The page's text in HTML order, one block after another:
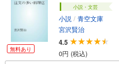
無料あり
小説・文芸
小説 / 青空文庫
宮沢賢治
4.5
0円 (税込)